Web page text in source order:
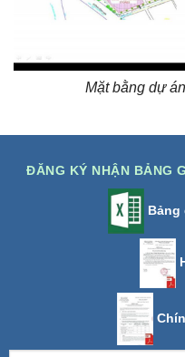
Mặt bằng dự
ĐĂNG KÝ NHẬN BẢNG
Bảng